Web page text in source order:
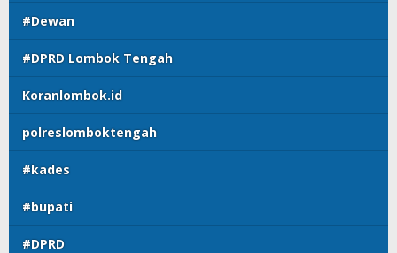
#Dewan
#DPRD Lombok Tengah
Koranlombok.id
polreslomboktengah
#kades
#bupati
#DPRD